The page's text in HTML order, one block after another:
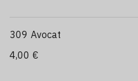
309 Avocat
4,00 €